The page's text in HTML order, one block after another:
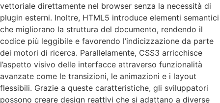
vettoriale direttamente nel browser senza la necessità di
plugin esterni. Inoltre, HTML5 introduce elementi semantici
che migliorano la struttura del documento, rendendo il
codice più leggibile e favorendo l’indicizzazione da parte
dei motori di ricerca. Parallelamente, CSS3 arricchisce
l’aspetto visivo delle interfacce attraverso funzionalità
avanzate come le transizioni, le animazioni e i layout
flessibili. Grazie a queste caratteristiche, gli sviluppatori
possono creare design reattivi che si adattano a diverse